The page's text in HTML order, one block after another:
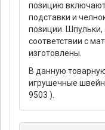
позицию
подставки и
позиции. Шпульки,
соответствии с
изготовлены.
В данную
игрушечные
9503 ).